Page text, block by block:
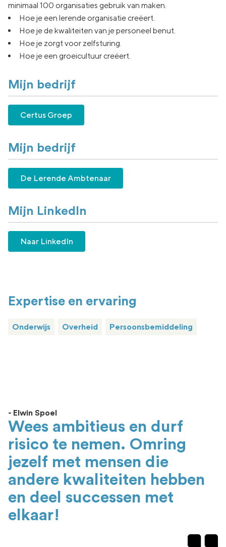
minimaal 100 organisaties gebruik van maken.
Hoe je een lerende organisatie creëert.
Hoe je de kwaliteiten van je personeel benut.
Hoe je zorgt voor zelfsturing.
Hoe je een groeicultuur creëert.
Mijn bedrijf
Certus Groep
Mijn bedrijf
De Lerende Ambtenaar
Mijn LinkedIn
Naar LinkedIn
Expertise en ervaring
Onderwijs Overheid Persoonsbemiddeling
- Elwin Spoel
Wees ambitieus en durf
risico te nemen. Omring
jezelf met mensen die
andere kwaliteiten hebben
en deel successen met
elkaar!